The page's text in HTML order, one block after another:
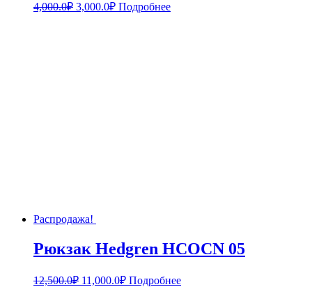
4,000.0₽ 3,000.0₽ Подробнее
Распродажа!
Рюкзак Hedgren HCOCN 05
12,500.0₽ 11,000.0₽ Подробнее